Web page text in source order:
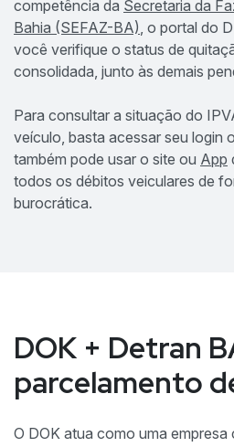
competência da Secretaria da
Bahia (SEFAZ-BA) , o portal do
você verifique o status de
consolidada, junto às demais
Para consultar a situação do
veículo, basta acessar seu login
também pode usar o site ou App
todos os débitos veiculares de
burocrática.
DOK + Detran
parcelamento
O DOK atua como uma empresa